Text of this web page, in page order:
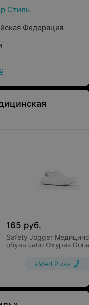
Стиль
Федерация
165 руб.
Safety Jogger
обувь сабо Oxypas Doria
«Med Plus»